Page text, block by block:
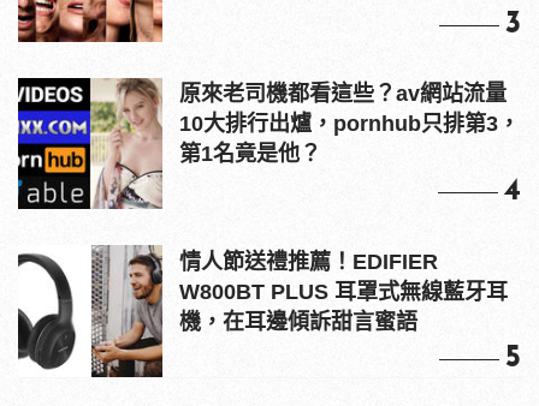
3
原來老司機都看這些？av網站流量
10大排行出爐，pornhub只排第3，
第1名竟是他？
4
情人節送禮推薦！EDIFIER
W800BT PLUS 耳罩式無線藍牙耳
機，在耳邊傾訴甜言蜜語
5